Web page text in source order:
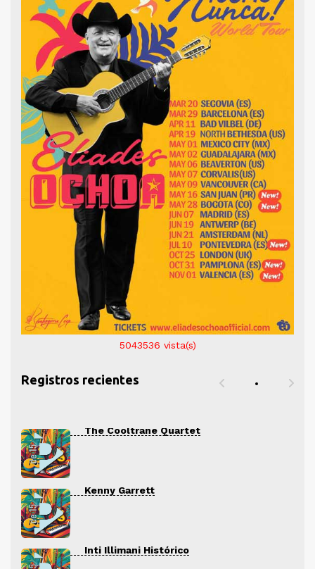
5043536 vista(s)
Registros recientes
The Cooltrane Quartet
Kenny Garrett
Inti Illimani Histórico